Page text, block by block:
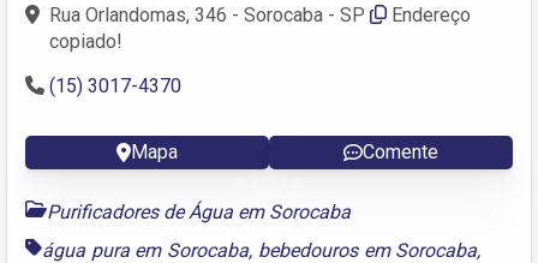
Rua Orlandomas, 346 - Sorocaba - SP
Endereço
copiado!
(15) 3017-4370
Mapa Comente
Purificadores de Água em Sorocaba
água pura em Sorocaba, bebedouros em Sorocaba,